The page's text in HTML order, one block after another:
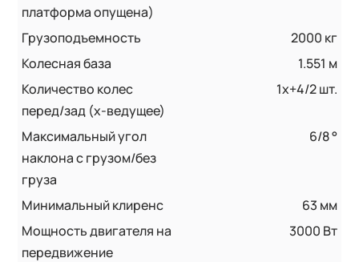
платформа опущена)
Грузоподъемность
2000 кг
Колесная база
1.551 м
Количество колес
перед/зад (x-ведущее)
1x+4/2 шт.
Максимальный угол
наклона с грузом/без
груза
6/8 °
Минимальный клиренс
63 мм
Мощность двигателя на
передвижение
3000 Вт